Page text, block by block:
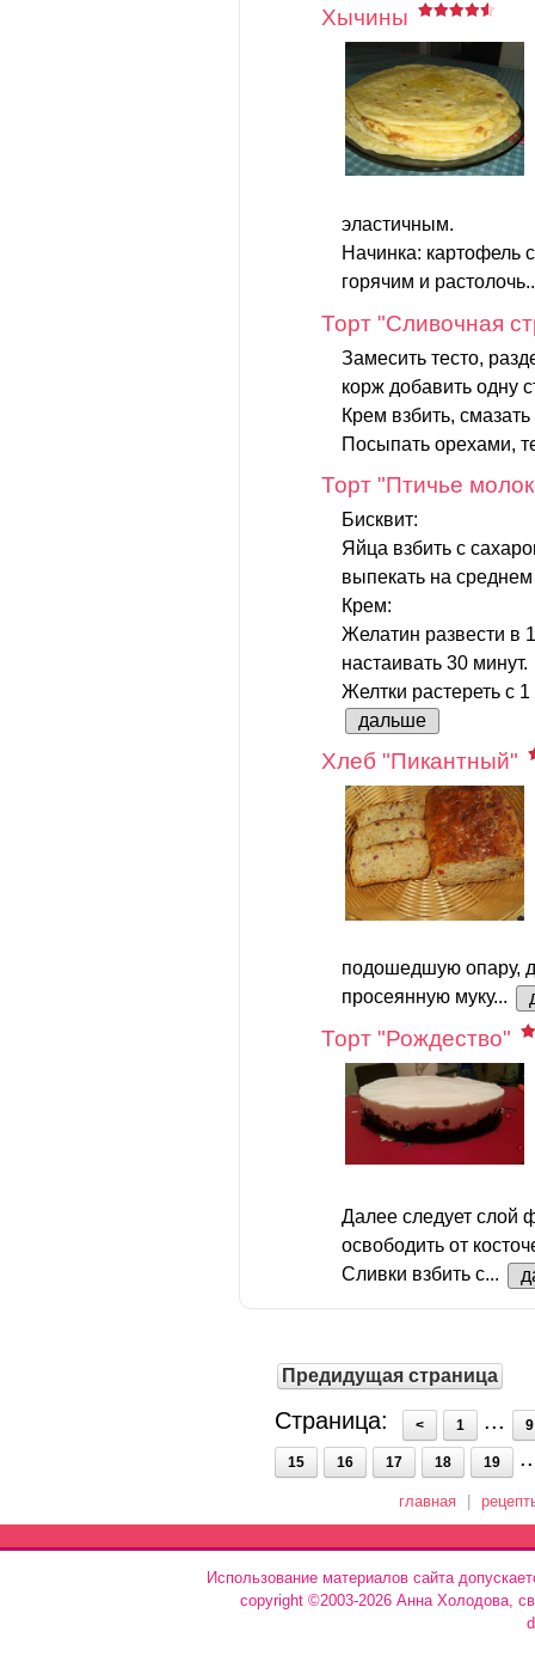
Хычины
эластичным.
Начинка: картофель
горячим и
Торт "Сливочная
Замесить тесто,
корж добавить одну
Крем взбить,
Посыпать орехами,
Торт "Птичье
Бисквит:
Яйца взбить с
выпекать на среднем
Крем:
Желатин развести в
настаивать 30 минут.
Желтки растереть с
дальше
Хлеб "Пикантный"
подошедшую опару,
просеянную муку...
Торт "Рождество"
Далее следует слой
освободить от
Сливки взбить с...
Предидущая страница
Страница: < 1 ... 9
15 16 17 18 19
главная
Использование материалов сайта
copyright ©2003-2026 Анна Холодова,